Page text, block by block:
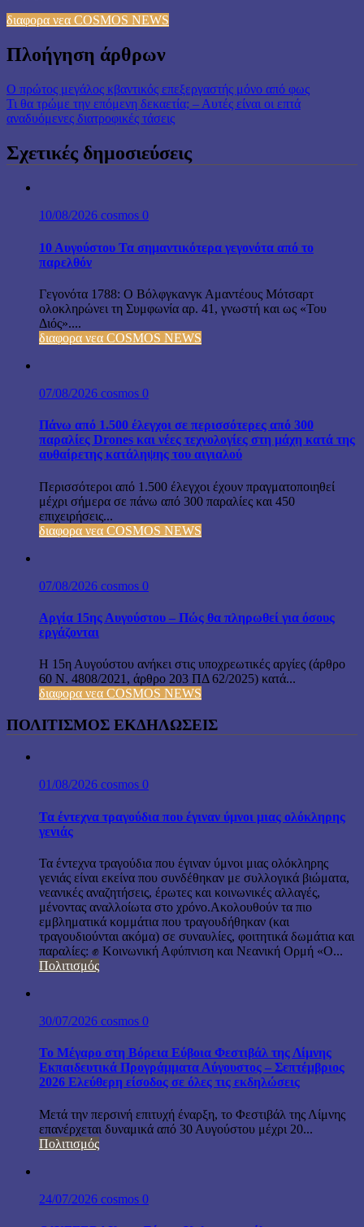
διαφορα νεα COSMOS NEWS
Πλοήγηση άρθρων
Ο πρώτος μεγάλος κβαντικός επεξεργαστής μόνο από φως
Τι θα τρώμε την επόμενη δεκαετία; – Αυτές είναι οι επτά
αναδυόμενες διατροφικές τάσεις
Σχετικές δημοσιεύσεις
10/08/2026 cosmos 0
10 Αυγούστου Τα σημαντικότερα γεγονότα από το
παρελθόν
Γεγονότα 1788: Ο Βόλφγκανγκ Αμαντέους Μότσαρτ
ολοκληρώνει τη Συμφωνία αρ. 41, γνωστή και ως «Του
Διός»....
διαφορα νεα COSMOS NEWS
07/08/2026 cosmos 0
Πάνω από 1.500 έλεγχοι σε περισσότερες από 300
παραλίες Drones και νέες τεχνολογίες στη μάχη κατά της
αυθαίρετης κατάληψης του αιγιαλού
Περισσότεροι από 1.500 έλεγχοι έχουν πραγματοποιηθεί
μέχρι σήμερα σε πάνω από 300 παραλίες και 450
επιχειρήσεις...
διαφορα νεα COSMOS NEWS
07/08/2026 cosmos 0
Αργία 15ης Αυγούστου – Πώς θα πληρωθεί για όσους
εργάζονται
Η 15η Αυγούστου ανήκει στις υποχρεωτικές αργίες (άρθρο
60 Ν. 4808/2021, άρθρο 203 ΠΔ 62/2025) κατά...
διαφορα νεα COSMOS NEWS
ΠΟΛΙΤΙΣΜΟΣ ΕΚΔΗΛΩΣΕΙΣ
01/08/2026 cosmos 0
Τα έντεχνα τραγούδια που έγιναν ύμνοι μιας ολόκληρης
γενιάς
Τα έντεχνα τραγούδια που έγιναν ύμνοι μιας ολόκληρης
γενιάς είναι εκείνα που συνδέθηκαν με συλλογικά βιώματα,
νεανικές αναζητήσεις, έρωτες και κοινωνικές αλλαγές,
μένοντας αναλλοίωτα στο χρόνο.Ακολουθούν τα πιο
εμβληματικά κομμάτια που τραγουδήθηκαν (και
τραγουδιούνται ακόμα) σε συναυλίες, φοιτητικά δωμάτια και
παραλίες: ✊ Κοινωνική Αφύπνιση και Νεανική Ορμή «Ο...
Πολιτισμός
30/07/2026 cosmos 0
Το Μέγαρο στη Βόρεια Εύβοια Φεστιβάλ της Λίμνης
Εκπαιδευτικά Προγράμματα Αύγουστος – Σεπτέμβριος
2026 Ελεύθερη είσοδος σε όλες τις εκδηλώσεις
Μετά την περσινή επιτυχή έναρξη, το Φεστιβάλ της Λίμνης
επανέρχεται δυναμικά από 30 Αυγούστου μέχρι 20...
Πολιτισμός
24/07/2026 cosmos 0